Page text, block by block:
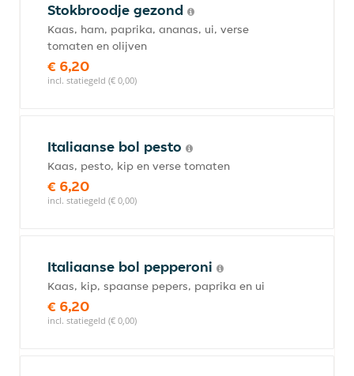
Stokbroodje gezond
Kaas, ham, paprika, ananas, ui, verse
tomaten en olijven
€ 6,20
incl. statiegeld (€ 0,00)
Italiaanse bol pesto
Kaas, pesto, kip en verse tomaten
€ 6,20
incl. statiegeld (€ 0,00)
Italiaanse bol pepperoni
Kaas, kip, spaanse pepers, paprika en ui
€ 6,20
incl. statiegeld (€ 0,00)